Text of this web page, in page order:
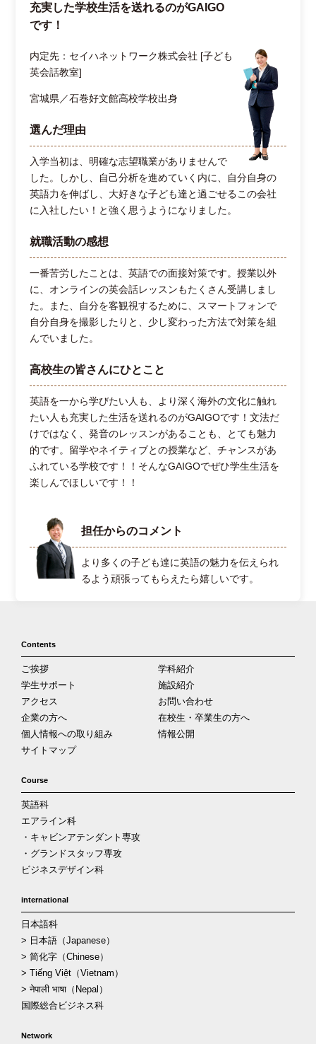
充実した学校生活を送れるのがGAIGO
です！
内定先：セイハネットワーク株式会社 [子ども
英会話教室]
宮城県／石巻好文館高校学校出身
選んだ理由
入学当初は、明確な志望職業がありませんで
した。しかし、自己分析を進めていく内に、自分自身の
英語力を伸ばし、大好きな子ども達と過ごせるこの会社
に入社したい！と強く思うようになりました。
就職活動の感想
一番苦労したことは、英語での面接対策です。授業以外
に、オンラインの英会話レッスンもたくさん受講しまし
た。また、自分を客観視するために、スマートフォンで
自分自身を撮影したりと、少し変わった方法で対策を組
んでいました。
高校生の皆さんにひとこと
英語を一から学びたい人も、より深く海外の文化に触れ
たい人も充実した生活を送れるのがGAIGOです！文法だ
けではなく、発音のレッスンがあることも、とても魅力
的です。留学やネイティブとの授業など、チャンスがあ
ふれている学校です！！そんなGAIGOでぜひ学生生活を
楽しんでほしいです！！
担任からのコメント
より多くの子ども達に英語の魅力を伝えられ
るよう頑張ってもらえたら嬉しいです。
Contents
ご挨拶
学科紹介
学生サポート
施設紹介
アクセス
お問い合わせ
企業の方へ
在校生・卒業生の方へ
個人情報への取り組み
情報公開
サイトマップ
Course
英語科
エアライン科
・キャビンアテンダント専攻
・グランドスタッフ専攻
ビジネスデザイン科
international
日本語科
> 日本語（Japanese）
> 简化字（Chinese）
> Tiếng Việt（Vietnam）
> नेपाली भाषा（Nepal）
国際総合ビジネス科
Network